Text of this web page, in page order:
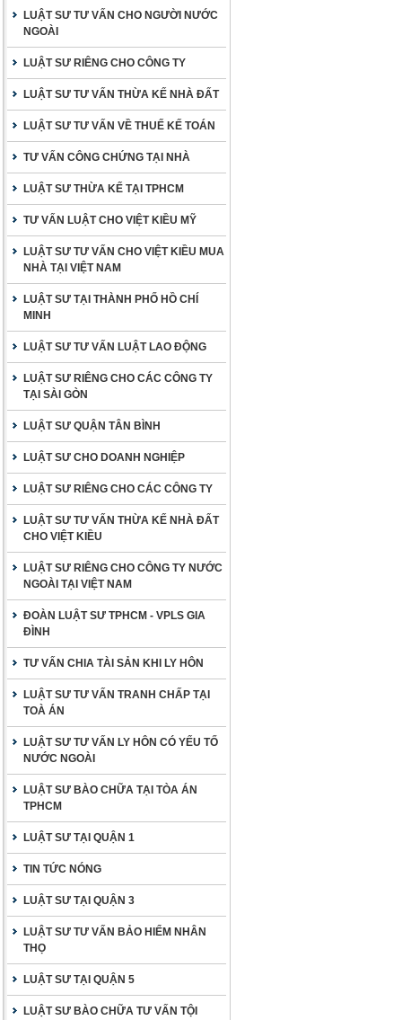
LUẬT SƯ TƯ VẤN CHO NGƯỜI NƯỚC
NGOÀI
LUẬT SƯ RIÊNG CHO CÔNG TY
LUẬT SƯ TƯ VẤN THỪA KẾ NHÀ ĐẤT
LUẬT SƯ TƯ VẤN VỀ THUẾ KẾ TOÁN
TƯ VẤN CÔNG CHỨNG TẠI NHÀ
LUẬT SƯ THỪA KẾ TẠI TPHCM
TƯ VẤN LUẬT CHO VIỆT KIỀU MỸ
LUẬT SƯ TƯ VẤN CHO VIỆT KIỀU MUA
NHÀ TẠI VIỆT NAM
LUẬT SƯ TẠI THÀNH PHỐ HỒ CHÍ
MINH
LUẬT SƯ TƯ VẤN LUẬT LAO ĐỘNG
LUẬT SƯ RIÊNG CHO CÁC CÔNG TY
TẠI SÀI GÒN
LUẬT SƯ QUẬN TÂN BÌNH
LUẬT SƯ CHO DOANH NGHIỆP
LUẬT SƯ RIÊNG CHO CÁC CÔNG TY
LUẬT SƯ TƯ VẤN THỪA KẾ NHÀ ĐẤT
CHO VIỆT KIỀU
LUẬT SƯ RIÊNG CHO CÔNG TY NƯỚC
NGOÀI TẠI VIỆT NAM
ĐOÀN LUẬT SƯ TPHCM - VPLS GIA
ĐÌNH
TƯ VẤN CHIA TÀI SẢN KHI LY HÔN
LUẬT SƯ TƯ VẤN TRANH CHẤP TẠI
TOÀ ÁN
LUẬT SƯ TƯ VẤN LY HÔN CÓ YẾU TỐ
NƯỚC NGOÀI
LUẬT SƯ BÀO CHỮA TẠI TÒA ÁN
TPHCM
LUẬT SƯ TẠI QUẬN 1
TIN TỨC NÓNG
LUẬT SƯ TẠI QUẬN 3
LUẬT SƯ TƯ VẤN BẢO HIỂM NHÂN
THỌ
LUẬT SƯ TẠI QUẬN 5
LUẬT SƯ BÀO CHỮA TƯ VẤN TỘI